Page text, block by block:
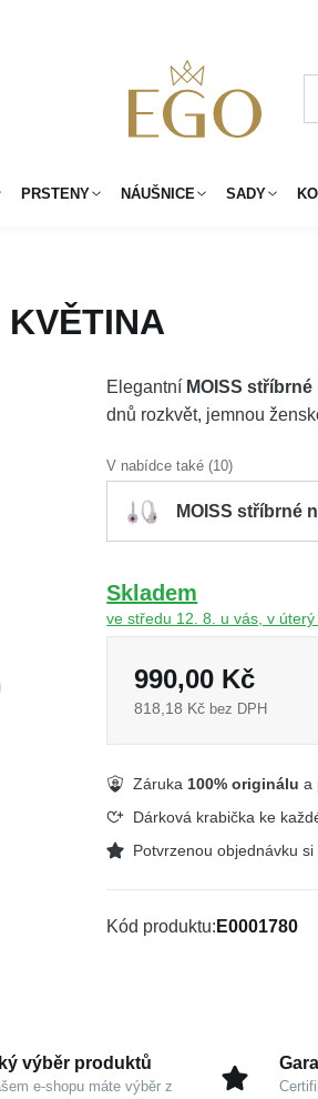
PRSTENY NÁUŠNICE SADY
Elegantní MOISS
dnů rozkvět, jemnou
V nabídce také (10)
MOISS stříbrné
Skladem
ve středu 12. 8. u vás, v
990,00 Kč
818,18 Kč bez DPH
Záruka 100% originálu a
Dárková krabička ke
Potvrzenou objednávku
Kód produktu E0001780
výběr produktů
e-shopu máte výběr z